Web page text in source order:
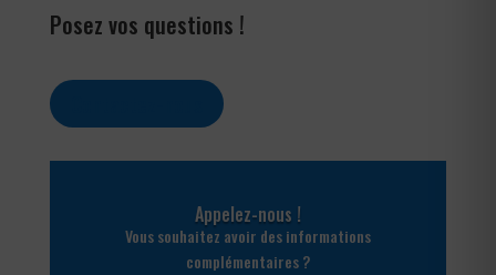
Posez vos questions !
Appelez-nous !
Vous souhaitez avoir des informations
complémentaires ?